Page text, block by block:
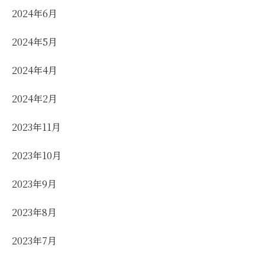
2024年6月
2024年5月
2024年4月
2024年2月
2023年11月
2023年10月
2023年9月
2023年8月
2023年7月